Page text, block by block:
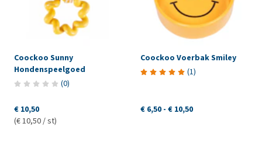
Coockoo Sunny
Hondenspeelgoed
(0)
€ 10,50
(€ 10,50 / st)
Coockoo Voerbak Smiley
(1)
€ 6,50 - € 10,50